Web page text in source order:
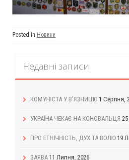
Posted in Новини
Недавні записи
КОМУНІСТА У В’ЯЗНИЦЮ 1 Серпня,
УКРАЇНА ЧЕКАЄ НА КОНОВАЛЬЦЯ
ПРО ЕТНІЧНІСТЬ, ДУХ ТА ВОЛЮ 19
ЗАЯВА 11 Липня, 2026